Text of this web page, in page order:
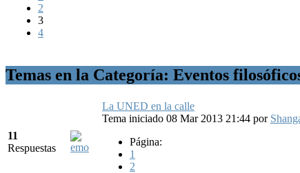
2
3
4
Temas en la Categoría: Eventos
11
Respuestas
La UNED en la calle
Tema iniciado 08 Mar 2013 21:44 por
Página:
1
2